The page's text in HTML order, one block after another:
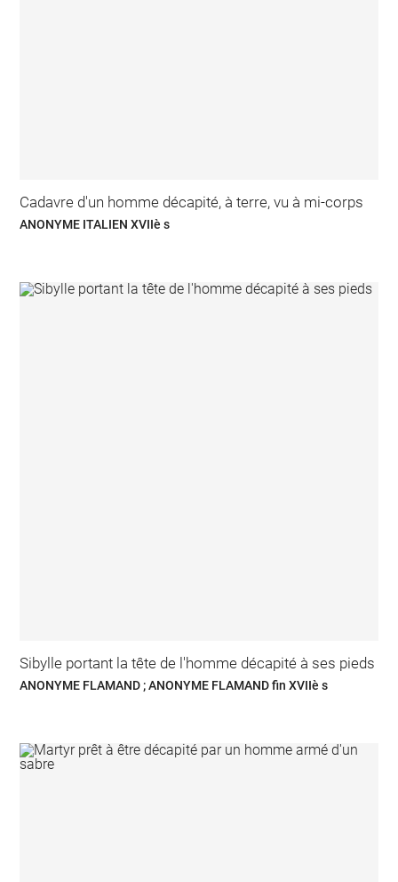
Cadavre d'un homme décapité, à terre, vu à mi-corps
ANONYME ITALIEN XVIIè s
Sibylle portant la tête de l'homme décapité à ses pieds
ANONYME FLAMAND ; ANONYME FLAMAND fin XVIIè s